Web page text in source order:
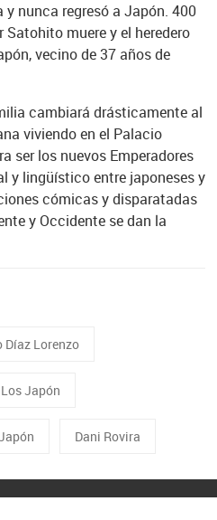
nunca regresó a Japón. 400
Satohito muere y el heredero
vecino de 37 años de
cambiará drásticamente al
viviendo en el Palacio
ser los nuevos Emperadores
y lingüístico entre japoneses y
cómicas y disparatadas
y Occidente se dan la
Díaz Lorenzo
Japón
Dani Rovira